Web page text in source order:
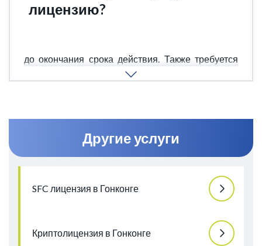
лицензию?
до окончания срока действия. Также требуется
регулярная отчетность по AML и операциям.
Другие услуги
SFC лицензия в Гонконге
Криптолицензия в Гонконге